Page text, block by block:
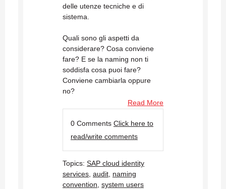
delle utenze tecniche e di
sistema.
Quali sono gli aspetti da
considerare? Cosa conviene
fare? E se la naming non ti
soddisfa cosa puoi fare?
Conviene cambiarla oppure
no?
Read More
0 Comments Click here to
read/write comments
Topics: SAP cloud identity
services audit naming
convention system users